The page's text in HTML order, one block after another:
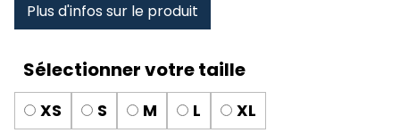
Plus d'infos sur le produit
XS S M L XL